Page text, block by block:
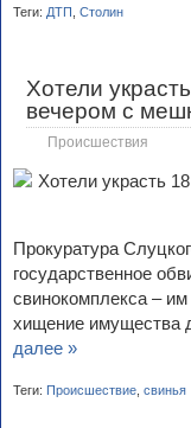
Теги: ДТП Столин
Хотели
вечером с
Происшествия
Прокуратура
государственное
свинокомплекса –
хищение имущества
далее »
Теги: Происшествие свинья